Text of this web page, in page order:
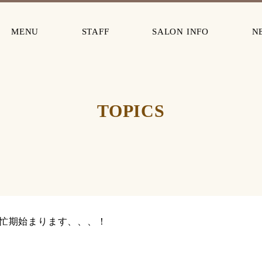
MENU STAFF SALON INFO
TOPICS
期始まります、、、！